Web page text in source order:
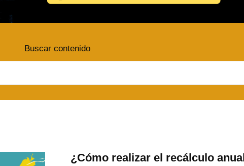
Buscar contenido
¿Cómo realizar el recálculo